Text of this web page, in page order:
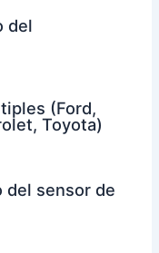
del
(Ford,
Toyota)
del sensor de